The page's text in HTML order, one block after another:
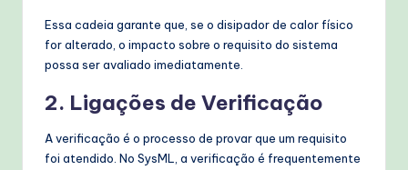
Essa cadeia garante que, se o disipador de calor físico
for alterado, o impacto sobre o requisito do sistema
possa ser avaliado imediatamente.
2. Ligações de Verificação
A verificação é o processo de provar que um requisito
foi atendido. No SysML, a verificação é frequentemente